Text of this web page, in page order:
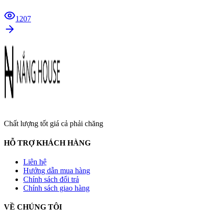
1207
Chất lượng tốt giá cả phải chăng
HỖ TRỢ KHÁCH HÀNG
Liên hệ
Hướng dẫn mua hàng
Chính sách đổi trả
Chính sách giao hàng
VỀ CHÚNG TÔI